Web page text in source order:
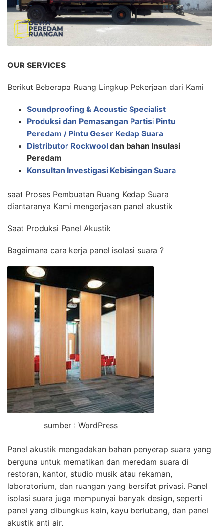
OUR SERVICES
Berikut Beberapa Ruang Lingkup Pekerjaan dari Kami
Soundproofing & Acoustic Specialist
Produksi dan Pemasangan Partisi Pintu
Peredam / Pintu Geser Kedap Suara
Distributor Rockwool dan bahan Insulasi
Peredam
Konsultan Investigasi Kebisingan Suara
saat Proses Pembuatan Ruang Kedap Suara
diantaranya Kami mengerjakan panel akustik
Saat Produksi Panel Akustik
Bagaimana cara kerja panel isolasi suara ?
sumber : WordPress
Panel akustik mengadakan bahan penyerap suara yang
berguna untuk mematikan dan meredam suara di
restoran, kantor, studio musik atau rekaman,
laboratorium, dan ruangan yang bersifat privasi. Panel
isolasi suara juga mempunyai banyak design, seperti
panel yang dibungkus kain, kayu berlubang, dan panel
akustik anti air.